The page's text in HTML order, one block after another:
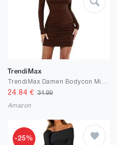
TrendiMax
24.84 €34.99
Amazon
-25%